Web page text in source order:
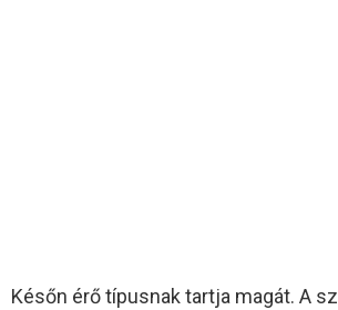
Későn érő típusnak tartja magát. A